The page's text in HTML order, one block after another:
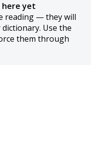
here yet
reading — they will
Use the
them through